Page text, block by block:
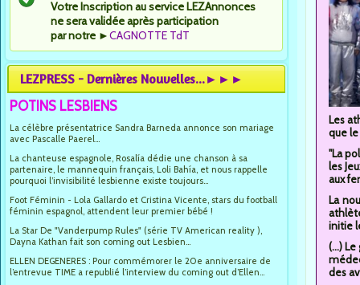
Votre Inscription au service LEZAnnonces
ne sera validée après participation
par notre ►CAGNOTTE TdT
LEZPRESS - Dernières Nouvelles...►►►
POTINS LESBIENS
La célèbre présentatrice Sandra Barneda annonce son mariage
avec Pascalle Paerel...
La chanteuse espagnole, Rosalía dédie une chanson à sa
partenaire, le mannequin français, Loli Bahía, et nous rappelle
pourquoi l’invisibilité lesbienne existe toujours...
Foot Féminin - Lola Gallardo et Cristina Vicente, stars du football
féminin espagnol, attendent leur premier bébé !
La Star De "Vanderpump Rules" (série TV American reality ),
Dayna Kathan fait son coming out Lesbien...
ELLEN DEGENERES : Pour commémorer le 20e anniversaire de
l’entrevue TIME a republié l’interview du coming out d’Ellen...
Les
que
"La
les
aux
La
initie
(...)
des